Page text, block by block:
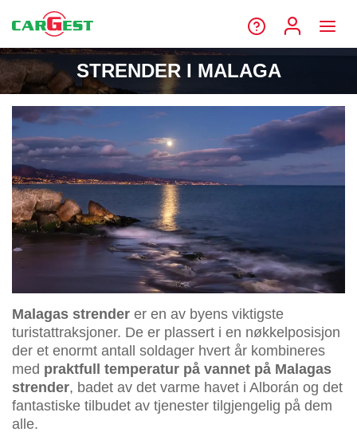
STRENDER I MALAGA
Malagas strender er en av byens viktigste
turistattraksjoner. De er plassert i en nøkkelposisjon
der et enormt antall soldager hvert år kombineres
med praktfull temperatur på vannet på Malagas
strender, badet av det varme havet i Alborán og det
fantastiske tilbudet av tjenester tilgjengelig på dem
alle.